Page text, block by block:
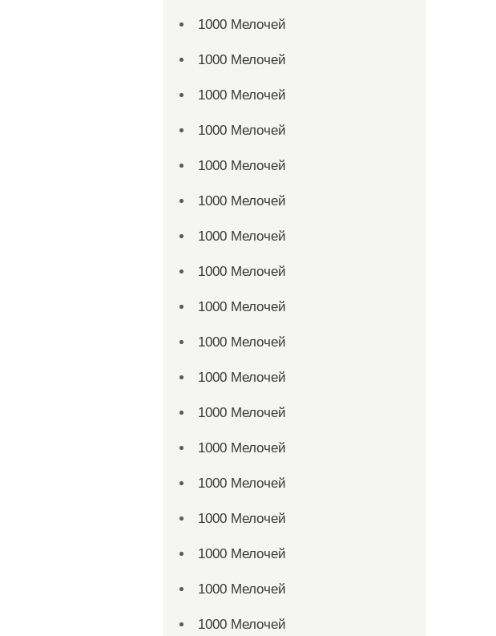
1000 Мелочей
1000 Мелочей
1000 Мелочей
1000 Мелочей
1000 Мелочей
1000 Мелочей
1000 Мелочей
1000 Мелочей
1000 Мелочей
1000 Мелочей
1000 Мелочей
1000 Мелочей
1000 Мелочей
1000 Мелочей
1000 Мелочей
1000 Мелочей
1000 Мелочей
1000 Мелочей